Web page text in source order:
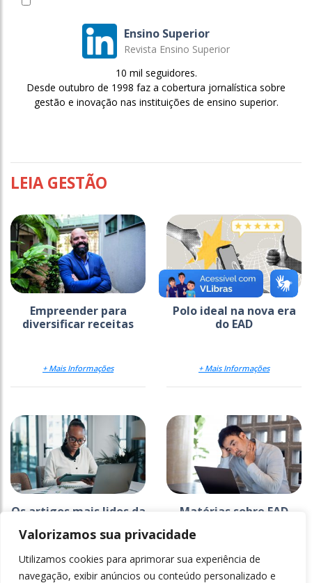
Valorizamos sua privacidade
Utilizamos cookies para aprimorar sua experiência de
navegação, exibir anúncios ou conteúdo personalizado e
Ensino Superior
Revista Ensino Superior
10 mil seguidores.
Desde outubro de 1998 faz a cobertura jornalística sobre
gestão e inovação nas instituições de ensino superior.
LEIA GESTÃO
Empreender para
diversificar receitas
+ Mais Informações
Polo ideal na nova era
do EAD
+ Mais Informações
Os artigos mais lidos da
+ Mais Informações
Matérias sobre EAD
mais lidas do ano; veja
+ Mais Informações